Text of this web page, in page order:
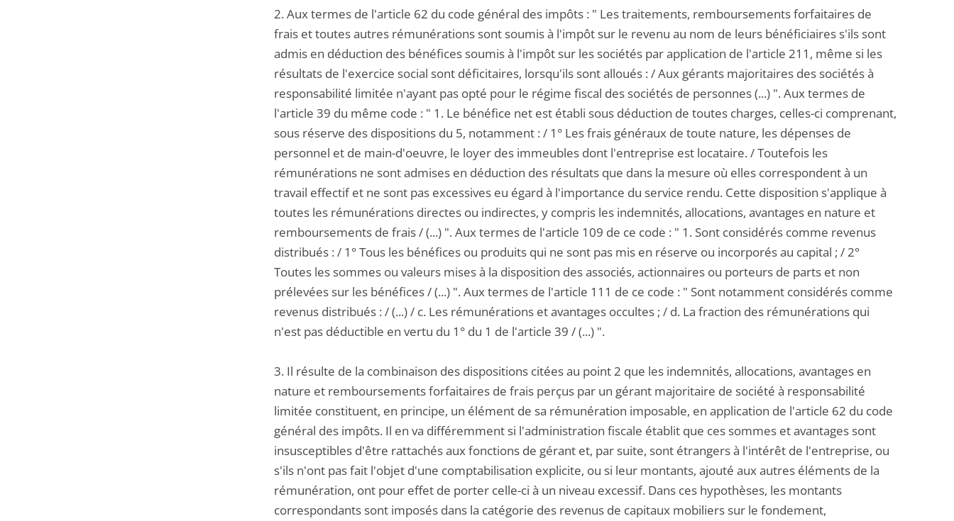
2. Aux termes de l'article 62 du code général des impôts : " Les traitements, remboursements forfaitaires de
frais et toutes autres rémunérations sont soumis à l'impôt sur le revenu au nom de leurs bénéficiaires s'ils sont
admis en déduction des bénéfices soumis à l'impôt sur les sociétés par application de l'article 211, même si les
résultats de l'exercice social sont déficitaires, lorsqu'ils sont alloués : / Aux gérants majoritaires des sociétés à
responsabilité limitée n'ayant pas opté pour le régime fiscal des sociétés de personnes (...) ". Aux termes de
l'article 39 du même code : " 1. Le bénéfice net est établi sous déduction de toutes charges, celles-ci comprenant,
sous réserve des dispositions du 5, notamment : / 1° Les frais généraux de toute nature, les dépenses de
personnel et de main-d'oeuvre, le loyer des immeubles dont l'entreprise est locataire. / Toutefois les
rémunérations ne sont admises en déduction des résultats que dans la mesure où elles correspondent à un
travail effectif et ne sont pas excessives eu égard à l'importance du service rendu. Cette disposition s'applique à
toutes les rémunérations directes ou indirectes, y compris les indemnités, allocations, avantages en nature et
remboursements de frais / (...) ". Aux termes de l'article 109 de ce code : " 1. Sont considérés comme revenus
distribués : / 1° Tous les bénéfices ou produits qui ne sont pas mis en réserve ou incorporés au capital ; / 2°
Toutes les sommes ou valeurs mises à la disposition des associés, actionnaires ou porteurs de parts et non
prélevées sur les bénéfices / (...) ". Aux termes de l'article 111 de ce code : " Sont notamment considérés comme
revenus distribués : / (...) / c. Les rémunérations et avantages occultes ; / d. La fraction des rémunérations qui
n'est pas déductible en vertu du 1° du 1 de l'article 39 / (...) ".
3. Il résulte de la combinaison des dispositions citées au point 2 que les indemnités, allocations, avantages en
nature et remboursements forfaitaires de frais perçus par un gérant majoritaire de société à responsabilité
limitée constituent, en principe, un élément de sa rémunération imposable, en application de l'article 62 du code
général des impôts. Il en va différemment si l'administration fiscale établit que ces sommes et avantages sont
insusceptibles d'être rattachés aux fonctions de gérant et, par suite, sont étrangers à l'intérêt de l'entreprise, ou
s'ils n'ont pas fait l'objet d'une comptabilisation explicite, ou si leur montants, ajouté aux autres éléments de la
rémunération, ont pour effet de porter celle-ci à un niveau excessif. Dans ces hypothèses, les montants
correspondants sont imposés dans la catégorie des revenus de capitaux mobiliers sur le fondement,